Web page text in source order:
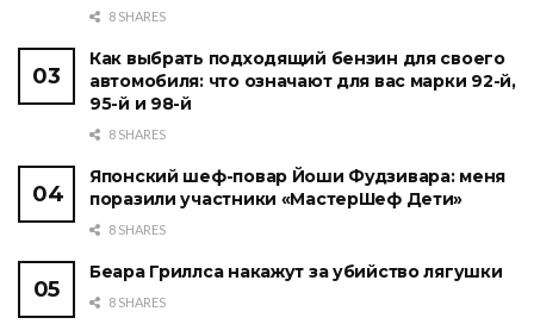
8 SHARES
Как выбрать подходящий бензин для своего
автомобиля: что означают для вас марки 92-й,
95-й и 98-й
8 SHARES
Японский шеф-повар Йоши Фудзивара: меня
поразили участники «МастерШеф Дети»
8 SHARES
Беара Гриллса накажут за убийство лягушки
8 SHARES